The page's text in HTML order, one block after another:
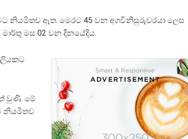
නියමිතව ඇත. මෙරට 45 වන අගවිනිසුරුවරයා ලෙස
මස 02 වන දිනයේදිය.
වුණි. මේ
නියමිතව